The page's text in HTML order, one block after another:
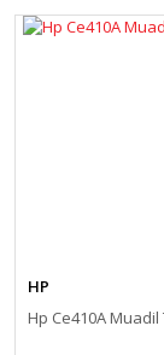
HP
Hp Ce410A Muadil